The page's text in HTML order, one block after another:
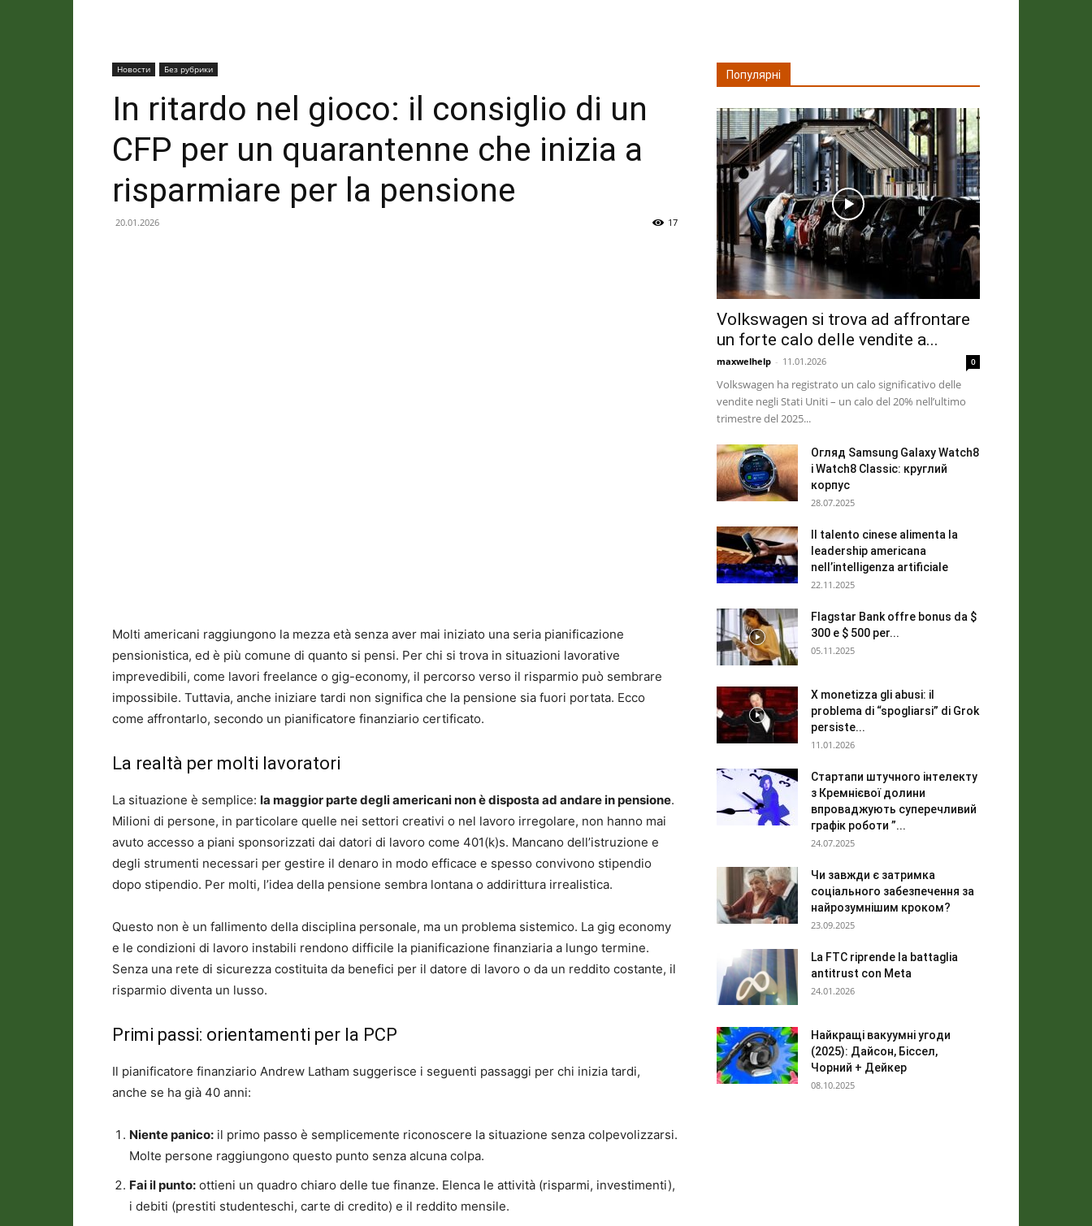
Новости Без рубрики
In ritardo nel gioco: il consiglio di un
CFP per un quarantenne che inizia a
risparmiare per la pensione
20.01.2026 17
Molti americani raggiungono la mezza età senza aver mai iniziato una seria pianificazione
pensionistica, ed è più comune di quanto si pensi. Per chi si trova in situazioni lavorative
imprevedibili, come lavori freelance o gig-economy, il percorso verso il risparmio può sembrare
impossibile. Tuttavia, anche iniziare tardi non significa che la pensione sia fuori portata. Ecco
come affrontarlo, secondo un pianificatore finanziario certificato.
La realtà per molti lavoratori
La situazione è semplice: la maggior parte degli americani non è disposta ad andare in pensione.
Milioni di persone, in particolare quelle nei settori creativi o nel lavoro irregolare, non hanno mai
avuto accesso a piani sponsorizzati dai datori di lavoro come 401(k)s. Mancano dell’istruzione e
degli strumenti necessari per gestire il denaro in modo efficace e spesso convivono stipendio
dopo stipendio. Per molti, l’idea della pensione sembra lontana o addirittura irrealistica.
Questo non è un fallimento della disciplina personale, ma un problema sistemico. La gig economy
e le condizioni di lavoro instabili rendono difficile la pianificazione finanziaria a lungo termine.
Senza una rete di sicurezza costituita da benefici per il datore di lavoro o da un reddito costante, il
risparmio diventa un lusso.
Primi passi: orientamenti per la PCP
Il pianificatore finanziario Andrew Latham suggerisce i seguenti passaggi per chi inizia tardi,
anche se ha già 40 anni:
Niente panico: il primo passo è semplicemente riconoscere la situazione senza colpevolizzarsi.
Molte persone raggiungono questo punto senza alcuna colpa.
Fai il punto: ottieni un quadro chiaro delle tue finanze. Elenca le attività (risparmi, investimenti),
i debiti (prestiti studenteschi, carte di credito) e il reddito mensile.
Популярні
Volkswagen si trova ad affrontare
un forte calo delle vendite a...
maxwelhelp - 11.01.2026 0
Volkswagen ha registrato un calo significativo delle
vendite negli Stati Uniti – un calo del 20% nell’ultimo
trimestre del 2025...
Огляд Samsung Galaxy Watch8
і Watch8 Classic: круглий
корпус
28.07.2025
Il talento cinese alimenta la
leadership americana
nell’intelligenza artificiale
22.11.2025
Flagstar Bank offre bonus da $
300 e $ 500 per...
05.11.2025
X monetizza gli abusi: il
problema di “spogliarsi” di Grok
persiste...
11.01.2026
Стартапи штучного інтелекту
з Кремнієвої долини
впроваджують суперечливий
графік роботи ”...
24.07.2025
Чи завжди є затримка
соціального забезпечення за
найрозумнішим кроком?
23.09.2025
La FTC riprende la battaglia
antitrust con Meta
24.01.2026
Найкращі вакуумні угоди
(2025): Дайсон, Біссел,
Чорний + Дейкер
08.10.2025